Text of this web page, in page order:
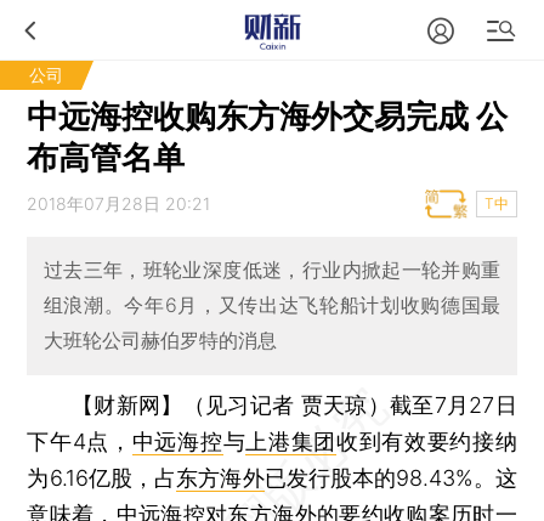
公司
中远海控收购东方海外交易完成 公
布高管名单
2018年07月28日 20:21 T中
过去三年，班轮业深度低迷，行业内掀起一轮并购重
组浪潮。今年6月，又传出达飞轮船计划收购德国最
大班轮公司赫伯罗特的消息
【财新网】（见习记者 贾天琼） 截至7月27日
下午4点， 中远海控与 上港集团收到有效要约接纳
为6.16亿股，占东方海外已发行股本的98.43%。这
意味着，中远海控对东方海外的要约收购案历时一